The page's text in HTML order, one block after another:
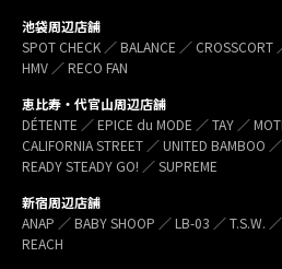
池袋周辺店舗
SPOT CHECK ／ BALANCE ／ CROSSCORT
HMV ／ RECO FAN
恵比寿・代官山周辺店舗
DÉTENTE ／ EPICE du MODE ／ TAY ／
CALIFORNIA STREET ／ UNITED BAMBOO
READY STEADY GO! ／ SUPREME
新宿周辺店舗
ANAP ／ BABY SHOOP ／ LB-03 ／ T.S.W.
REACH